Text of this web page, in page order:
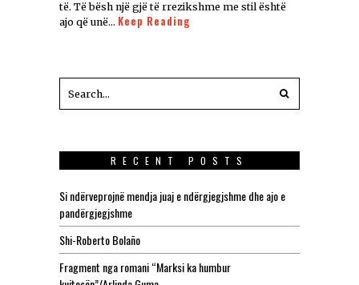
të. Të bësh një gjë të rrezikshme me stil është
ajo që unë… Keep Reading
RECENT POSTS
Si ndërveprojnë mendja juaj e ndërgjegjshme dhe ajo e
pandërgjegjshme
Shi-Roberto Bolaño
Fragment nga romani “Marksi ka humbur